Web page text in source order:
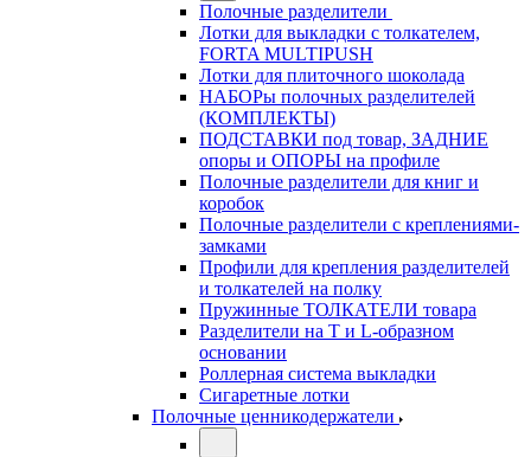
Полочные разделители
Лотки для выкладки с толкателем,
FORTA MULTIPUSH
Лотки для плиточного шоколада
НАБОРы полочных разделителей
(КОМПЛЕКТЫ)
ПОДСТАВКИ под товар, ЗАДНИЕ
опоры и ОПОРЫ на профиле
Полочные разделители для книг и
коробок
Полочные разделители с креплениями-
замками
Профили для крепления разделителей
и толкателей на полку
Пружинные ТОЛКАТЕЛИ товара
Разделители на Т и L-образном
основании
Роллерная система выкладки
Сигаретные лотки
Полочные ценникодержатели